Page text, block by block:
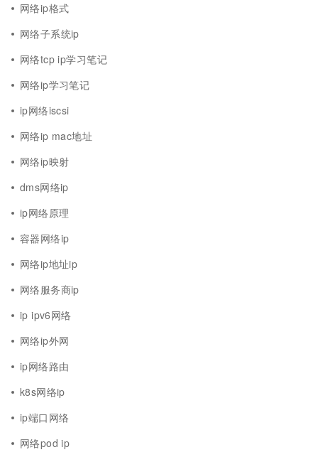
网络ip格式
网络子系统ip
网络tcp ip学习笔记
网络ip学习笔记
ip网络iscsi
网络ip mac地址
网络ip映射
dms网络ip
ip网络原理
容器网络ip
网络ip地址ip
网络服务商ip
ip ipv6网络
网络ip外网
ip网络路由
k8s网络ip
ip端口网络
网络pod ip